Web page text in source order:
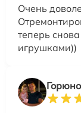
Очень
теперь
игрушками))